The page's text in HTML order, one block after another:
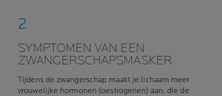
SYMPTOMEN VAN EEN
ZWANGERSCHAPSMASKER
Tijdens de zwangerschap maakt je lichaam meer
vrouwelijke hormonen (oestrogenen) aan, die de